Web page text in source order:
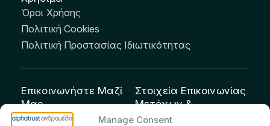
Manage Consent
Όροι Χρήσης
Πολιτική Cookies
Πολιτική Προστασίας Ιδιωτικότητας
Επικοινωνήστε Μαζί
Μας
info@andromeda.eu
Στοιχεία Επικοινωνίας
Μετόχων &
Επενδυτών: